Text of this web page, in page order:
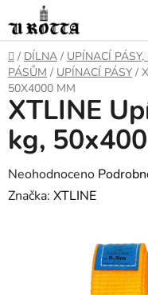
na
obsah
DOMŮ
/ DÍLNA / UPÍNACÍ
PÁSŮM / UPÍNACÍ PÁSY /
50X4000 MM
XTLINE
kg,
Průměrné
hodnocení
Neohodnoceno
Značka: XTLINE